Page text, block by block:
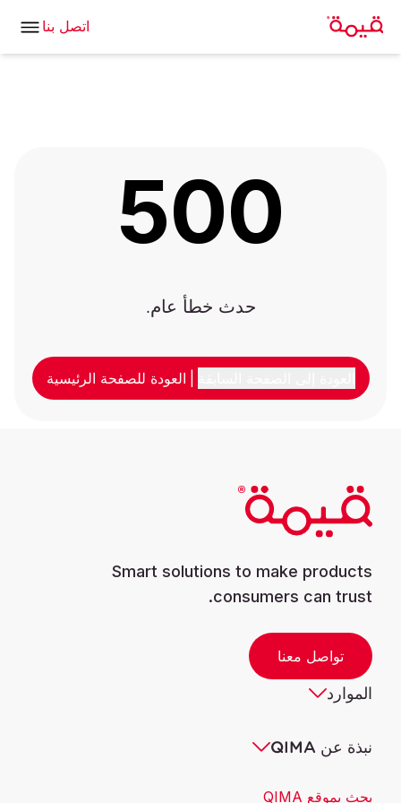
اتصل بنا
500
حدث خطأ عام.
العودة للصفحة الرئيسية
Smart solutions to make products
consumers can trust.
تواصل معنا
الموارد
نبذة عن QIMA
بحث بموقع QIMA